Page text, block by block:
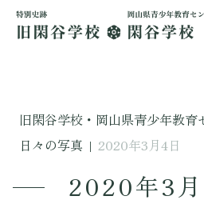
旧閑谷学校・岡山県青少年教育
日々の写真 | 2020年3月4日
2020年3